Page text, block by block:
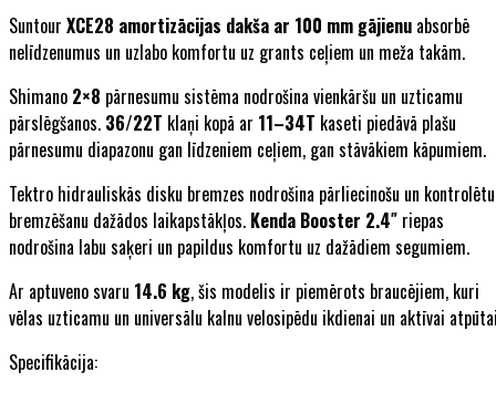
Suntour XCE28 amortizācijas dakša ar 100 mm gājienu absorbē
nelīdzenumus un uzlabo komfortu uz grants ceļiem un meža takām.
Shimano 2×8 pārnesumu sistēma nodrošina vienkāršu un uzticamu
pārslēgšanos. 36/22T klaņi kopā ar 11–34T kaseti piedāvā plašu
pārnesumu diapazonu gan līdzeniem ceļiem, gan stāvākiem kāpumiem.
Tektro hidrauliskās disku bremzes nodrošina pārliecinošu un kontrolētu
bremzēšanu dažādos laikapstākļos. Kenda Booster 2.4″ riepas
nodrošina labu saķeri un papildus komfortu uz dažādiem segumiem.
Ar aptuveno svaru 14.6 kg, šis modelis ir piemērots braucējiem, kuri
vēlas uzticamu un universālu kalnu velosipēdu ikdienai un aktīvai
Specifikācija: